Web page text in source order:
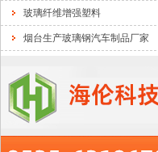
玻璃纤维增强塑料
烟台生产玻璃钢汽车制品厂家